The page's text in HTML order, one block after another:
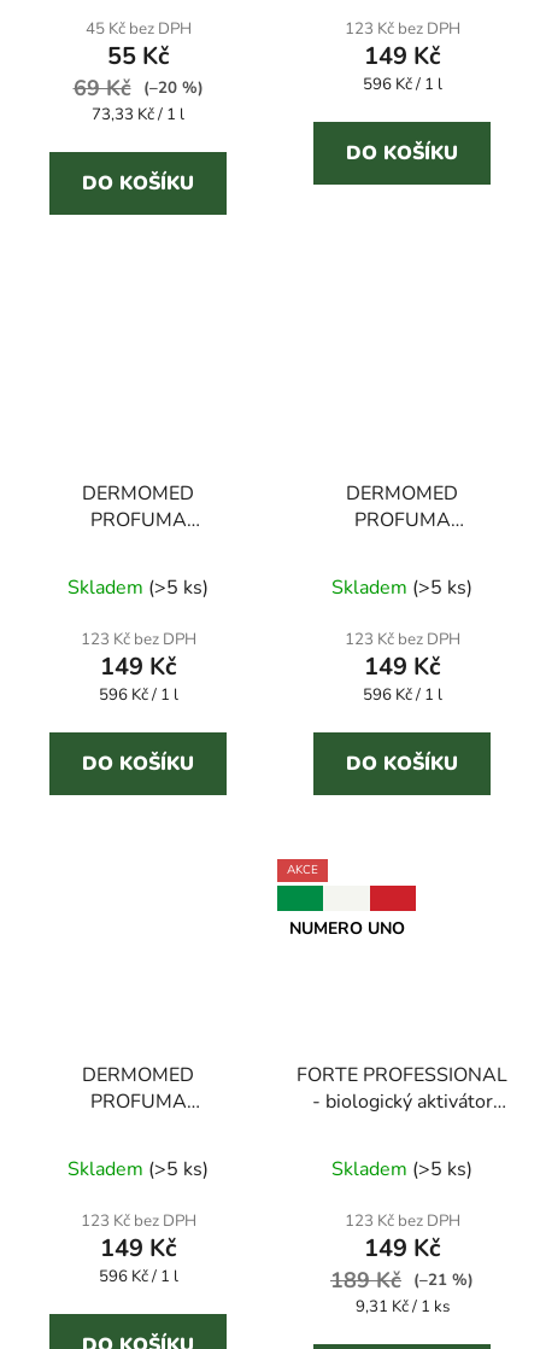
45 Kč bez DPH
55 Kč
69 Kč
(–20 %)
Měrná
73,33 Kč / 1 l
DO KOŠÍKU
123 Kč bez DPH
149 Kč
Měrná
596 Kč / 1 l
DO KOŠÍKU
DERMOMED
PROFUMA
PREZIOSI 250 ml
parfém na prádlo
Skladem (>5 ks)
123 Kč bez DPH
149 Kč
Měrná
596 Kč / 1 l
DO KOŠÍKU
DERMOMED
PROFUMA
DORATA 250 ml
parfém na prádlo
Skladem (>5 ks)
123 Kč bez DPH
149 Kč
Měrná
596 Kč / 1 l
DO KOŠÍKU
DERMOMED
PROFUMA
BOUQUET
PRIMAVERILE 250 ml
parfém na prádlo
Skladem (>5 ks)
123 Kč bez DPH
149 Kč
Měrná
596 Kč / 1 l
AKCE
NUMERO UNO
FORTE PROFESSIONAL
- biologický aktivátor
hodnocení
produktu
je
5,0
z
Skladem (>5 ks)
123 Kč bez DPH
149 Kč
189 Kč
(–21 %)
Měrná
9,31 Kč / 1 ks